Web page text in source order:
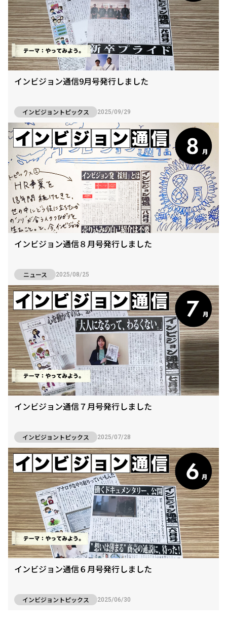
インビジョン通信9月号発行しました
インビジョントピックス 2025/09/29
インビジョン通信８月号発行しました
ニュース 2025/08/25
インビジョン通信７月号発行しました
インビジョントピックス 2025/07/28
インビジョン通信６月号発行しました
インビジョントピックス 2025/06/30